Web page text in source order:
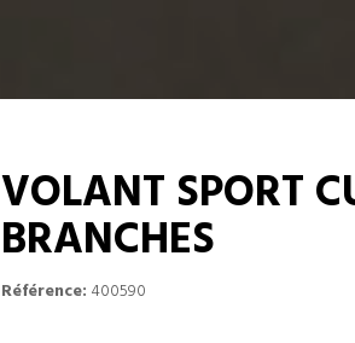
VOLANT SPORT
BRANCHES
Référence: 400590